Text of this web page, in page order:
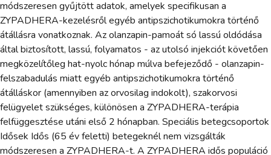
módszeresen gyűjtött adatok, amelyek specifikusan a
ZYPADHERA-kezelésről egyéb antipszichotikumokra történő
átállásra vonatkoznak. Az olanzapin-pamoát só lassú oldódása
által biztosított, lassú, folyamatos - az utolsó injekciót követően
megközelítőleg hat-nyolc hónap múlva befejeződő - olanzapin-
felszabadulás miatt egyéb antipszichotikumokra történő
átálláskor (amennyiben az orvosilag indokolt), szakorvosi
felügyelet szükséges, különösen a ZYPADHERA-terápia
felfüggesztése utáni első 2 hónapban. Speciális betegcsoportok
Idősek Idős (65 év feletti) betegeknél nem vizsgálták
módszeresen a ZYPADHERA-t. A ZYPADHERA idős populáció